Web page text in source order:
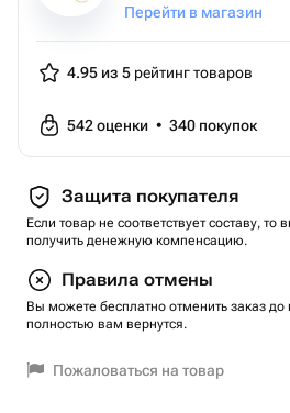
Перейти в магазин
4.95 из 5 рейтинг товаров
542оценки • 340 покупок
Защита покупателя
Если товар не соответствует составу,
получить денежную компенсацию.
Правила отмены
Вы можете бесплатно отменить заказ до
полностью вам вернутся.
Пожаловаться на товар